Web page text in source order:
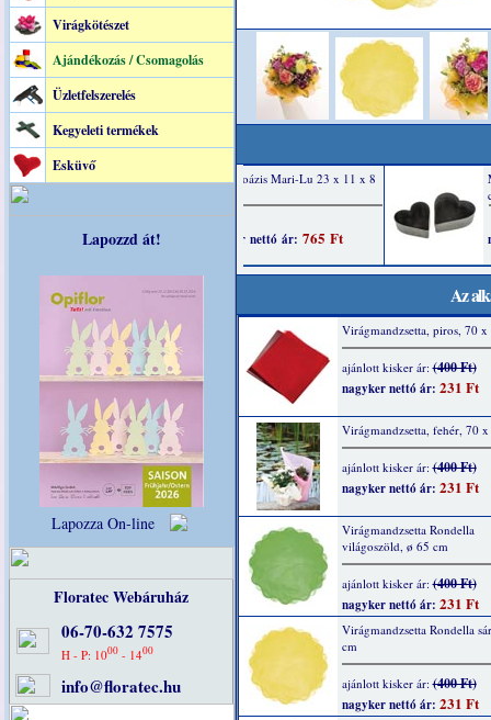
Virágkötészet
Ajándékozás / Csomagolás
Üzletfelszerelés
Kegyeleti termékek
Esküvő
Lapozzd át!
Lapozza On-line
Floratec Webáruház
06-70-632 7575
H - P: 1000 - 1400
info@floratec.hu
Az
Virágmandzsetta, piros, 70 x
ajánlott kisker ár:(400 Ft)
nagyker nettó ár: 231 Ft
Virágmandzsetta, fehér, 70
ajánlott kisker ár:(400 Ft)
nagyker nettó ár: 231 Ft
Virágmandzsetta Rondella
világoszöld, ø 65 cm
ajánlott kisker ár:(400 Ft)
nagyker nettó ár: 231 Ft
Virágmandzsetta Rondella
cm
ajánlott kisker ár:(400 Ft)
nagyker nettó ár: 231 Ft